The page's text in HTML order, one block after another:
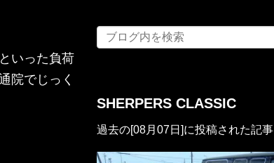
いった負荷
院でじっく
SHERPERS CLASSIC
過去の[08月07日]に投稿された記事